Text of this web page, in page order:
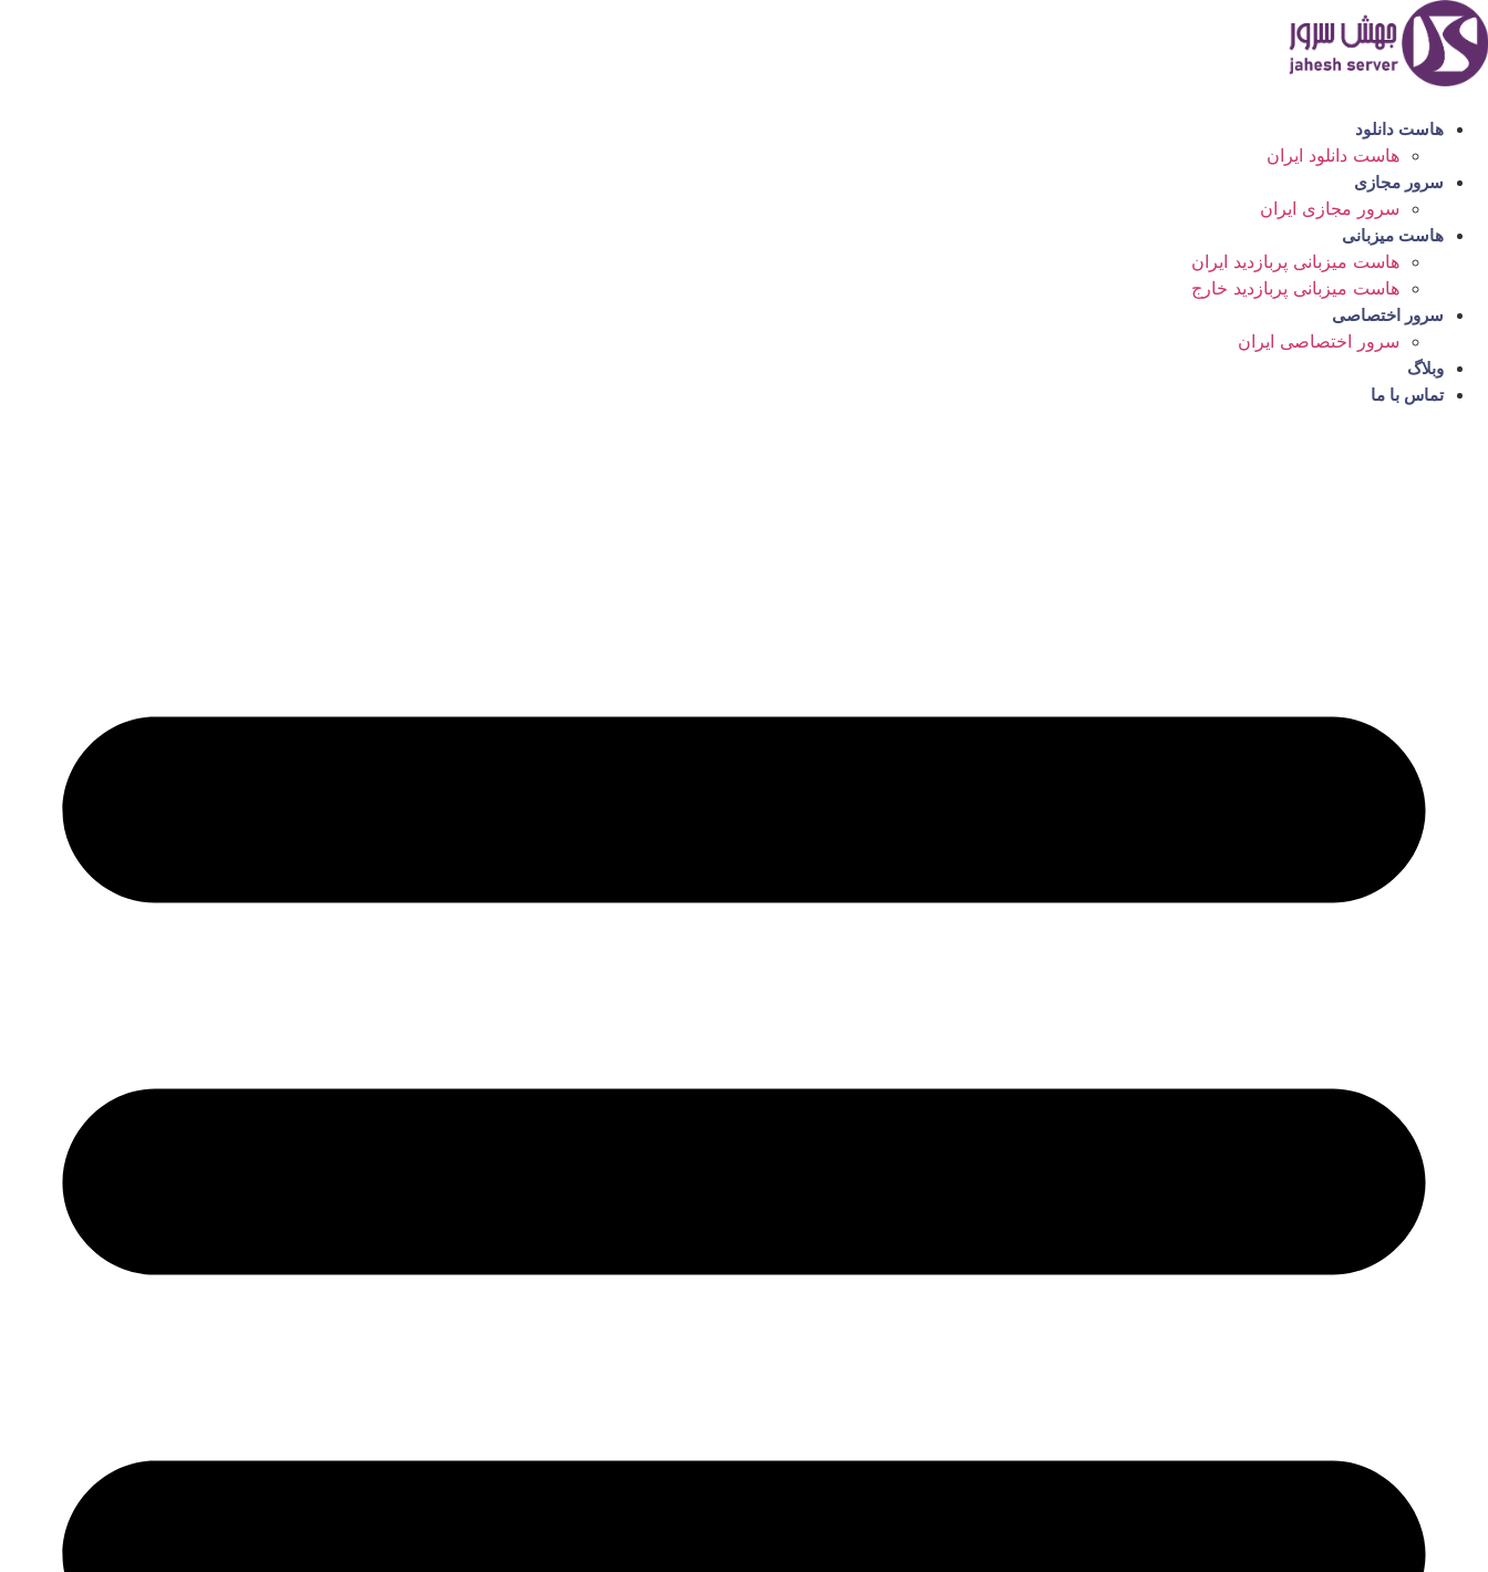
پرش
به
محتوا
هاست دانلود
هاست دانلود ایران
سرور مجازی
سرور مجازی ایران
هاست میزبانی
هاست میزبانی پربازدید ایران
هاست میزبانی پربازدید خارج
سرور اختصاصی
سرور اختصاصی ایران
وبلاگ
تماس با ما